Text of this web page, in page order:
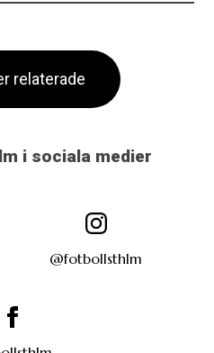
relaterade
i sociala medier
@fotbollsthlm